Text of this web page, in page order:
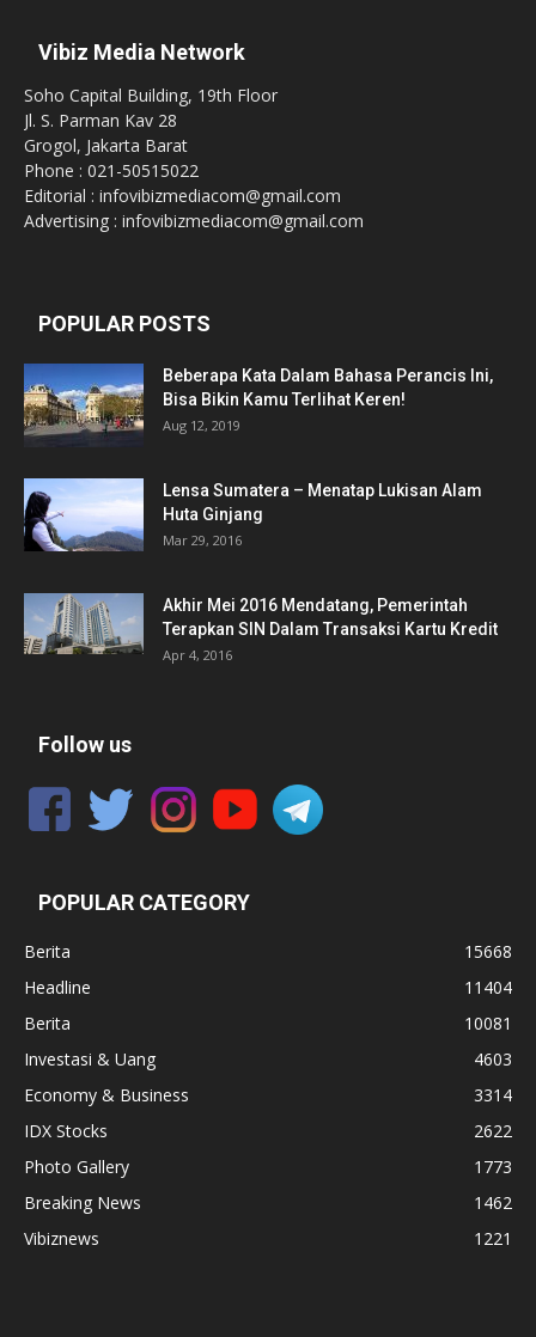
Vibiz Media Network
Soho Capital Building, 19th Floor
Jl. S. Parman Kav 28
Grogol, Jakarta Barat
Phone : 021-50515022
Editorial : infovibizmediacom@gmail.com
Advertising : infovibizmediacom@gmail.com
POPULAR POSTS
Beberapa Kata Dalam Bahasa Perancis Ini,
Bisa Bikin Kamu Terlihat Keren!
Aug 12, 2019
Lensa Sumatera – Menatap Lukisan Alam
Huta Ginjang
Mar 29, 2016
Akhir Mei 2016 Mendatang, Pemerintah
Terapkan SIN Dalam Transaksi Kartu Kredit
Apr 4, 2016
Follow us
POPULAR CATEGORY
Berita
15668
Headline
11404
Berita
10081
Investasi & Uang
4603
Economy & Business
3314
IDX Stocks
2622
Photo Gallery
1773
Breaking News
1462
Vibiznews
1221